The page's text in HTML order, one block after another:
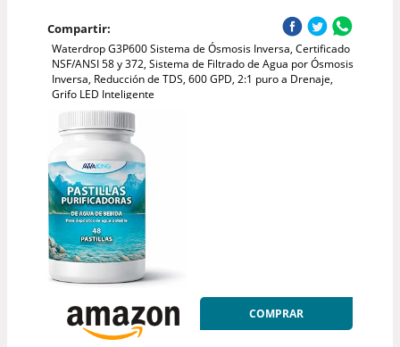
Compartir:
Waterdrop G3P600 Sistema de Ósmosis Inversa, Certificado
NSF/ANSI 58 y 372, Sistema de Filtrado de Agua por Ósmosis
Inversa, Reducción de TDS, 600 GPD, 2:1 puro a Drenaje,
Grifo LED Inteligente
COMPRAR